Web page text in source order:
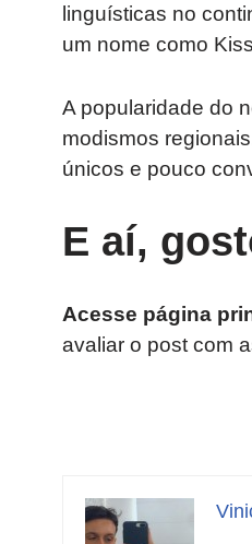
linguísticas no
um nome como
A popularidade do
modismos
únicos e pouco
E aí,
Acesse página
avaliar o post com